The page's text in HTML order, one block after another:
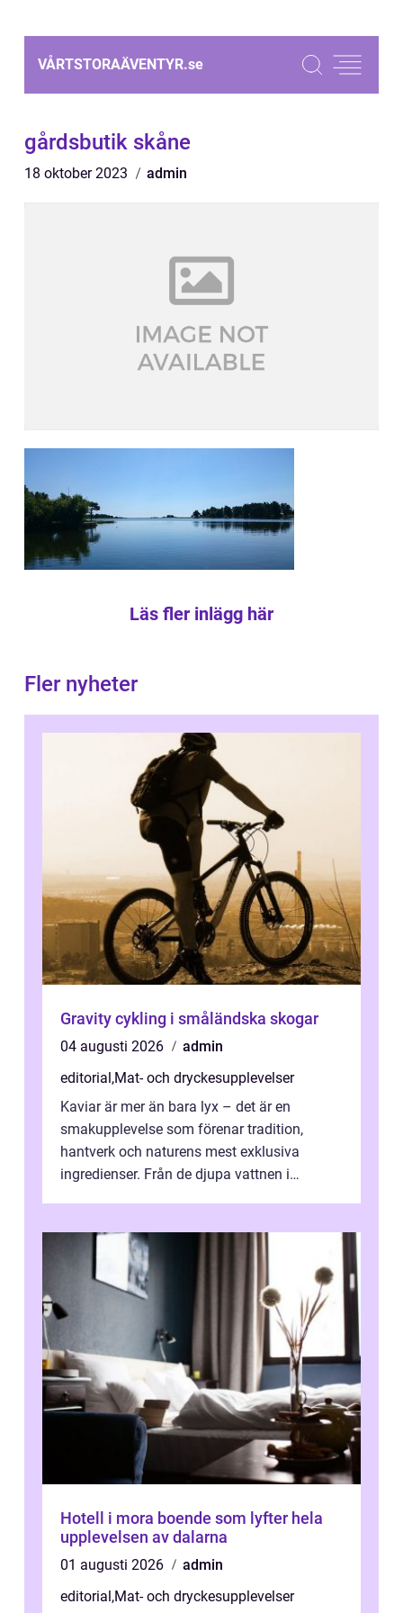
VÅRTSTORAÄVENTYR.se
gårdsbutik skåne
18 oktober 2023 admin
Läs fler inlägg här
Fler nyheter
Gravity cykling i småländska skogar
04 augusti 2026
admin
editorial,Mat- och dryckesupplevelser
Kaviar är mer än bara lyx – det är en
smakupplevelse som förenar tradition,
hantverk och naturens mest exklusiva
ingredienser. Från de djupa vattnen i
Hotell i mora boende som lyfter hela
upplevelsen av dalarna
01 augusti 2026
admin
editorial,Mat- och dryckesupplevelser